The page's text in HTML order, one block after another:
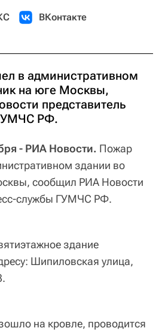
ВКонтакте
в административном
на юге Москвы,
представитель
РФ.
- РИА Новости. Пожар
здании во
сообщил РИА Новости
службы ГУМЧС РФ.
здание
Шипиловская улица,
на кровле, проводится